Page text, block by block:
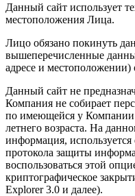
Данный сайт использует
местоположения Лица.
Лицо обязано покинуть
вышеперечисленные
адресе и местоположении)
Данный сайт не
Компания не собирает
по имеющейся у
летнего возраста. На
информация,
протокола защиты
воспользоваться этой
криптографическое
Explorer 3.0 и далее).